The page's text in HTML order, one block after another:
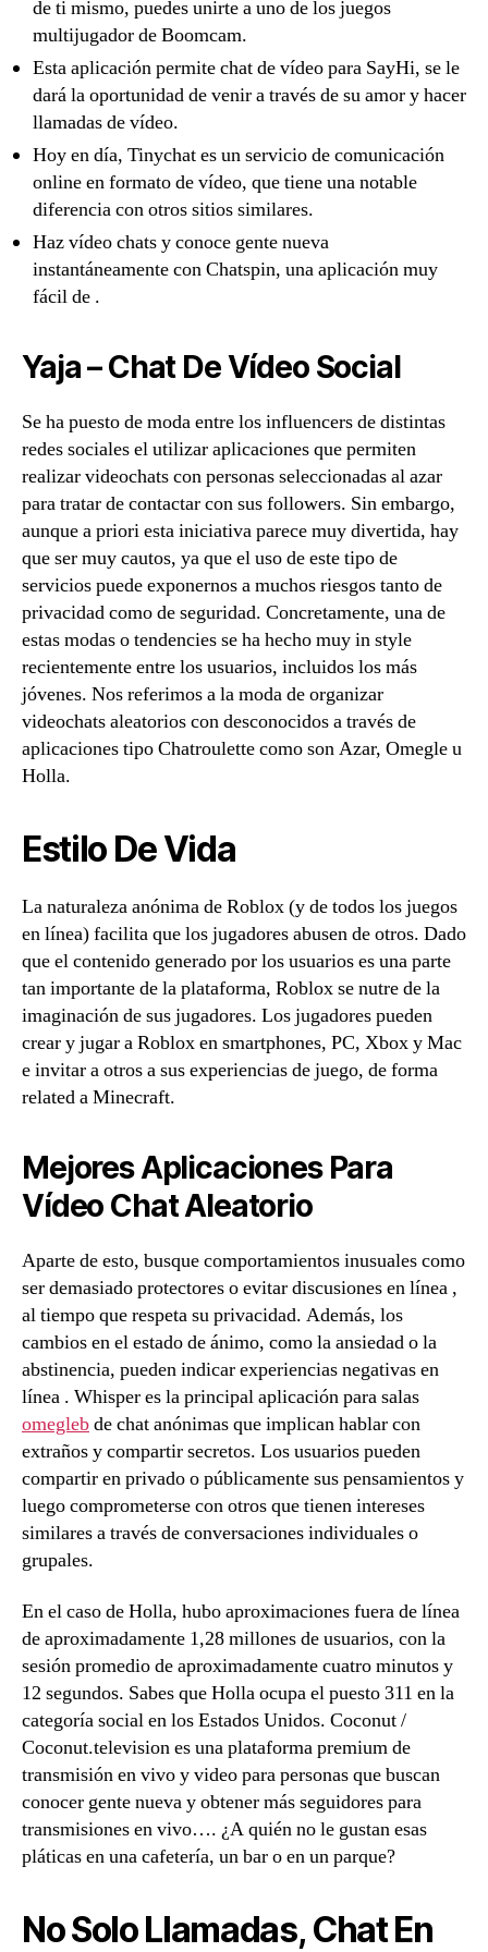
de ti mismo, puedes unirte a uno de los juegos
multijugador de Boomcam.
Esta aplicación permite chat de vídeo para SayHi, se le
dará la oportunidad de venir a través de su amor y hacer
llamadas de vídeo.
Hoy en día, Tinychat es un servicio de comunicación
online en formato de vídeo, que tiene una notable
diferencia con otros sitios similares.
Haz vídeo chats y conoce gente nueva
instantáneamente con Chatspin, una aplicación muy
fácil de .
Yaja – Chat De Vídeo Social
Se ha puesto de moda entre los influencers de distintas
redes sociales el utilizar aplicaciones que permiten
realizar videochats con personas seleccionadas al azar
para tratar de contactar con sus followers. Sin embargo,
aunque a priori esta iniciativa parece muy divertida, hay
que ser muy cautos, ya que el uso de este tipo de
servicios puede exponernos a muchos riesgos tanto de
privacidad como de seguridad. Concretamente, una de
estas modas o tendencies se ha hecho muy in style
recientemente entre los usuarios, incluidos los más
jóvenes. Nos referimos a la moda de organizar
videochats aleatorios con desconocidos a través de
aplicaciones tipo Chatroulette como son Azar, Omegle u
Holla.
Estilo De Vida
La naturaleza anónima de Roblox (y de todos los juegos
en línea) facilita que los jugadores abusen de otros. Dado
que el contenido generado por los usuarios es una parte
tan importante de la plataforma, Roblox se nutre de la
imaginación de sus jugadores. Los jugadores pueden
crear y jugar a Roblox en smartphones, PC, Xbox y Mac
e invitar a otros a sus experiencias de juego, de forma
related a Minecraft.
Mejores Aplicaciones Para
Vídeo Chat Aleatorio
Aparte de esto, busque comportamientos inusuales como
ser demasiado protectores o evitar discusiones en línea ,
al tiempo que respeta su privacidad. Además, los
cambios en el estado de ánimo, como la ansiedad o la
abstinencia, pueden indicar experiencias negativas en
línea . Whisper es la principal aplicación para salas
omeglebde chat anónimas que implican hablar con
extraños y compartir secretos. Los usuarios pueden
compartir en privado o públicamente sus pensamientos y
luego comprometerse con otros que tienen intereses
similares a través de conversaciones individuales o
grupales.
En el caso de Holla, hubo aproximaciones fuera de línea
de aproximadamente 1,28 millones de usuarios, con la
sesión promedio de aproximadamente cuatro minutos y
12 segundos. Sabes que Holla ocupa el puesto 311 en la
categoría social en los Estados Unidos. Coconut /
Coconut.television es una plataforma premium de
transmisión en vivo y video para personas que buscan
conocer gente nueva y obtener más seguidores para
transmisiones en vivo…. ¿A quién no le gustan esas
pláticas en una cafetería, un bar o en un parque?
No Solo Llamadas, Chat En